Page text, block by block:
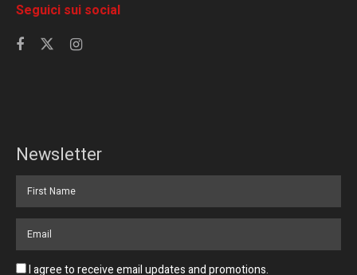
Seguici sui social
Newsletter
I agree to receive email updates and promotions.